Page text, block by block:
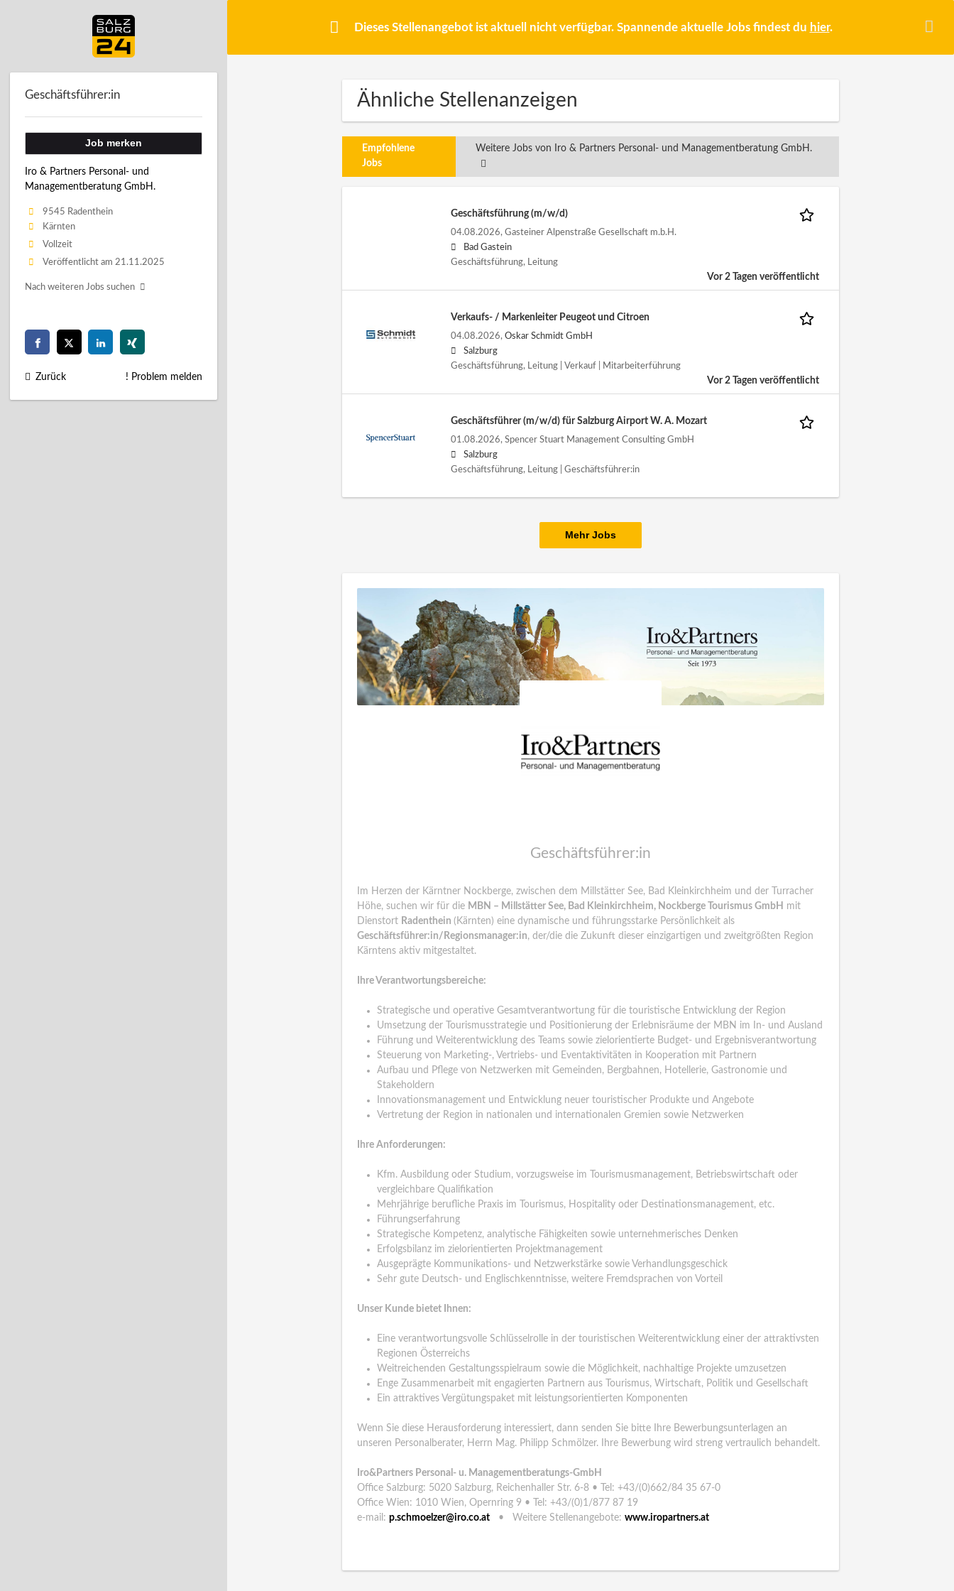
Dieses Stellenangebot ist aktuell nicht verfügbar. Spannende aktuelle Jobs findest du hier.
Ähnliche Stellenanzeigen
Empfohlene
Jobs
Weitere Jobs von Iro & Partners Personal- und Managementberatung GmbH.
Geschäftsführung (m/w/d)
04.08.2026, Gasteiner Alpenstraße Gesellschaft m.b.H.
Bad Gastein
Geschäftsführung, Leitung
Vor 2 Tagen veröffentlicht
Verkaufs- / Markenleiter Peugeot und Citroen
04.08.2026, Oskar Schmidt GmbH
Salzburg
Geschäftsführung, Leitung | Verkauf | Mitarbeiterführung
Vor 2 Tagen veröffentlicht
Geschäftsführer (m/w/d) für Salzburg Airport W. A. Mozart
01.08.2026, Spencer Stuart Management Consulting GmbH
Salzburg
Geschäftsführung, Leitung | Geschäftsführer:in
Mehr Jobs
Geschäftsführer:in
Im Herzen der Kärntner Nockberge, zwischen dem Millstätter See, Bad Kleinkirchheim und der Turracher
Höhe, suchen wir für die MBN – Millstätter See, Bad Kleinkirchheim, Nockberge Tourismus GmbH mit
Dienstort Radenthein (Kärnten) eine dynamische und führungsstarke Persönlichkeit als
Geschäftsführer:in/Regionsmanager:in, der/die die Zukunft dieser einzigartigen und zweitgrößten Region
Kärntens aktiv mitgestaltet.
Ihre Verantwortungsbereiche:
Strategische und operative Gesamtverantwortung für die touristische Entwicklung der Region
Umsetzung der Tourismusstrategie und Positionierung der Erlebnisräume der MBN im In- und Ausland
Führung und Weiterentwicklung des Teams sowie zielorientierte Budget- und Ergebnisverantwortung
Steuerung von Marketing-, Vertriebs- und Eventaktivitäten in Kooperation mit Partnern
Aufbau und Pflege von Netzwerken mit Gemeinden, Bergbahnen, Hotellerie, Gastronomie und
Stakeholdern
Innovationsmanagement und Entwicklung neuer touristischer Produkte und Angebote
Vertretung der Region in nationalen und internationalen Gremien sowie Netzwerken
Ihre Anforderungen:
Kfm. Ausbildung oder Studium, vorzugsweise im Tourismusmanagement, Betriebswirtschaft oder
vergleichbare Qualifikation
Mehrjährige berufliche Praxis im Tourismus, Hospitality oder Destinationsmanagement, etc.
Führungserfahrung
Strategische Kompetenz, analytische Fähigkeiten sowie unternehmerisches Denken
Erfolgsbilanz im zielorientierten Projektmanagement
Ausgeprägte Kommunikations- und Netzwerkstärke sowie Verhandlungsgeschick
Sehr gute Deutsch- und Englischkenntnisse, weitere Fremdsprachen von Vorteil
Unser Kunde bietet Ihnen:
Eine verantwortungsvolle Schlüsselrolle in der touristischen Weiterentwicklung einer der attraktivsten
Regionen Österreichs
Weitreichenden Gestaltungsspielraum sowie die Möglichkeit, nachhaltige Projekte umzusetzen
Enge Zusammenarbeit mit engagierten Partnern aus Tourismus, Wirtschaft, Politik und Gesellschaft
Ein attraktives Vergütungspaket mit leistungsorientierten Komponenten
Wenn Sie diese Herausforderung interessiert, dann senden Sie bitte Ihre Bewerbungsunterlagen an
unseren Personalberater, Herrn Mag. Philipp Schmölzer. Ihre Bewerbung wird streng vertraulich behandelt.
Iro&Partners Personal- u. Managementberatungs-GmbH
Office Salzburg: 5020 Salzburg, Reichenhaller Str. 6-8 • Tel: +43/(0)662/84 35 67-0
Office Wien: 1010 Wien, Opernring 9 • Tel: +43/(0)1/877 87 19
e-mail: p.schmoelzer@iro.co.at • Weitere Stellenangebote: www.iropartners.at
Geschäftsführer:in
Job merken
Iro & Partners Personal- und
Managementberatung GmbH.
9545 Radenthein
Kärnten
Vollzeit
Veröffentlicht am 21.11.2025
Nach weiteren Jobs suchen
Zurück ! Problem melden